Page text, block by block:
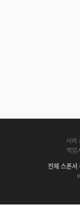
서버
백업
전체 스폰서